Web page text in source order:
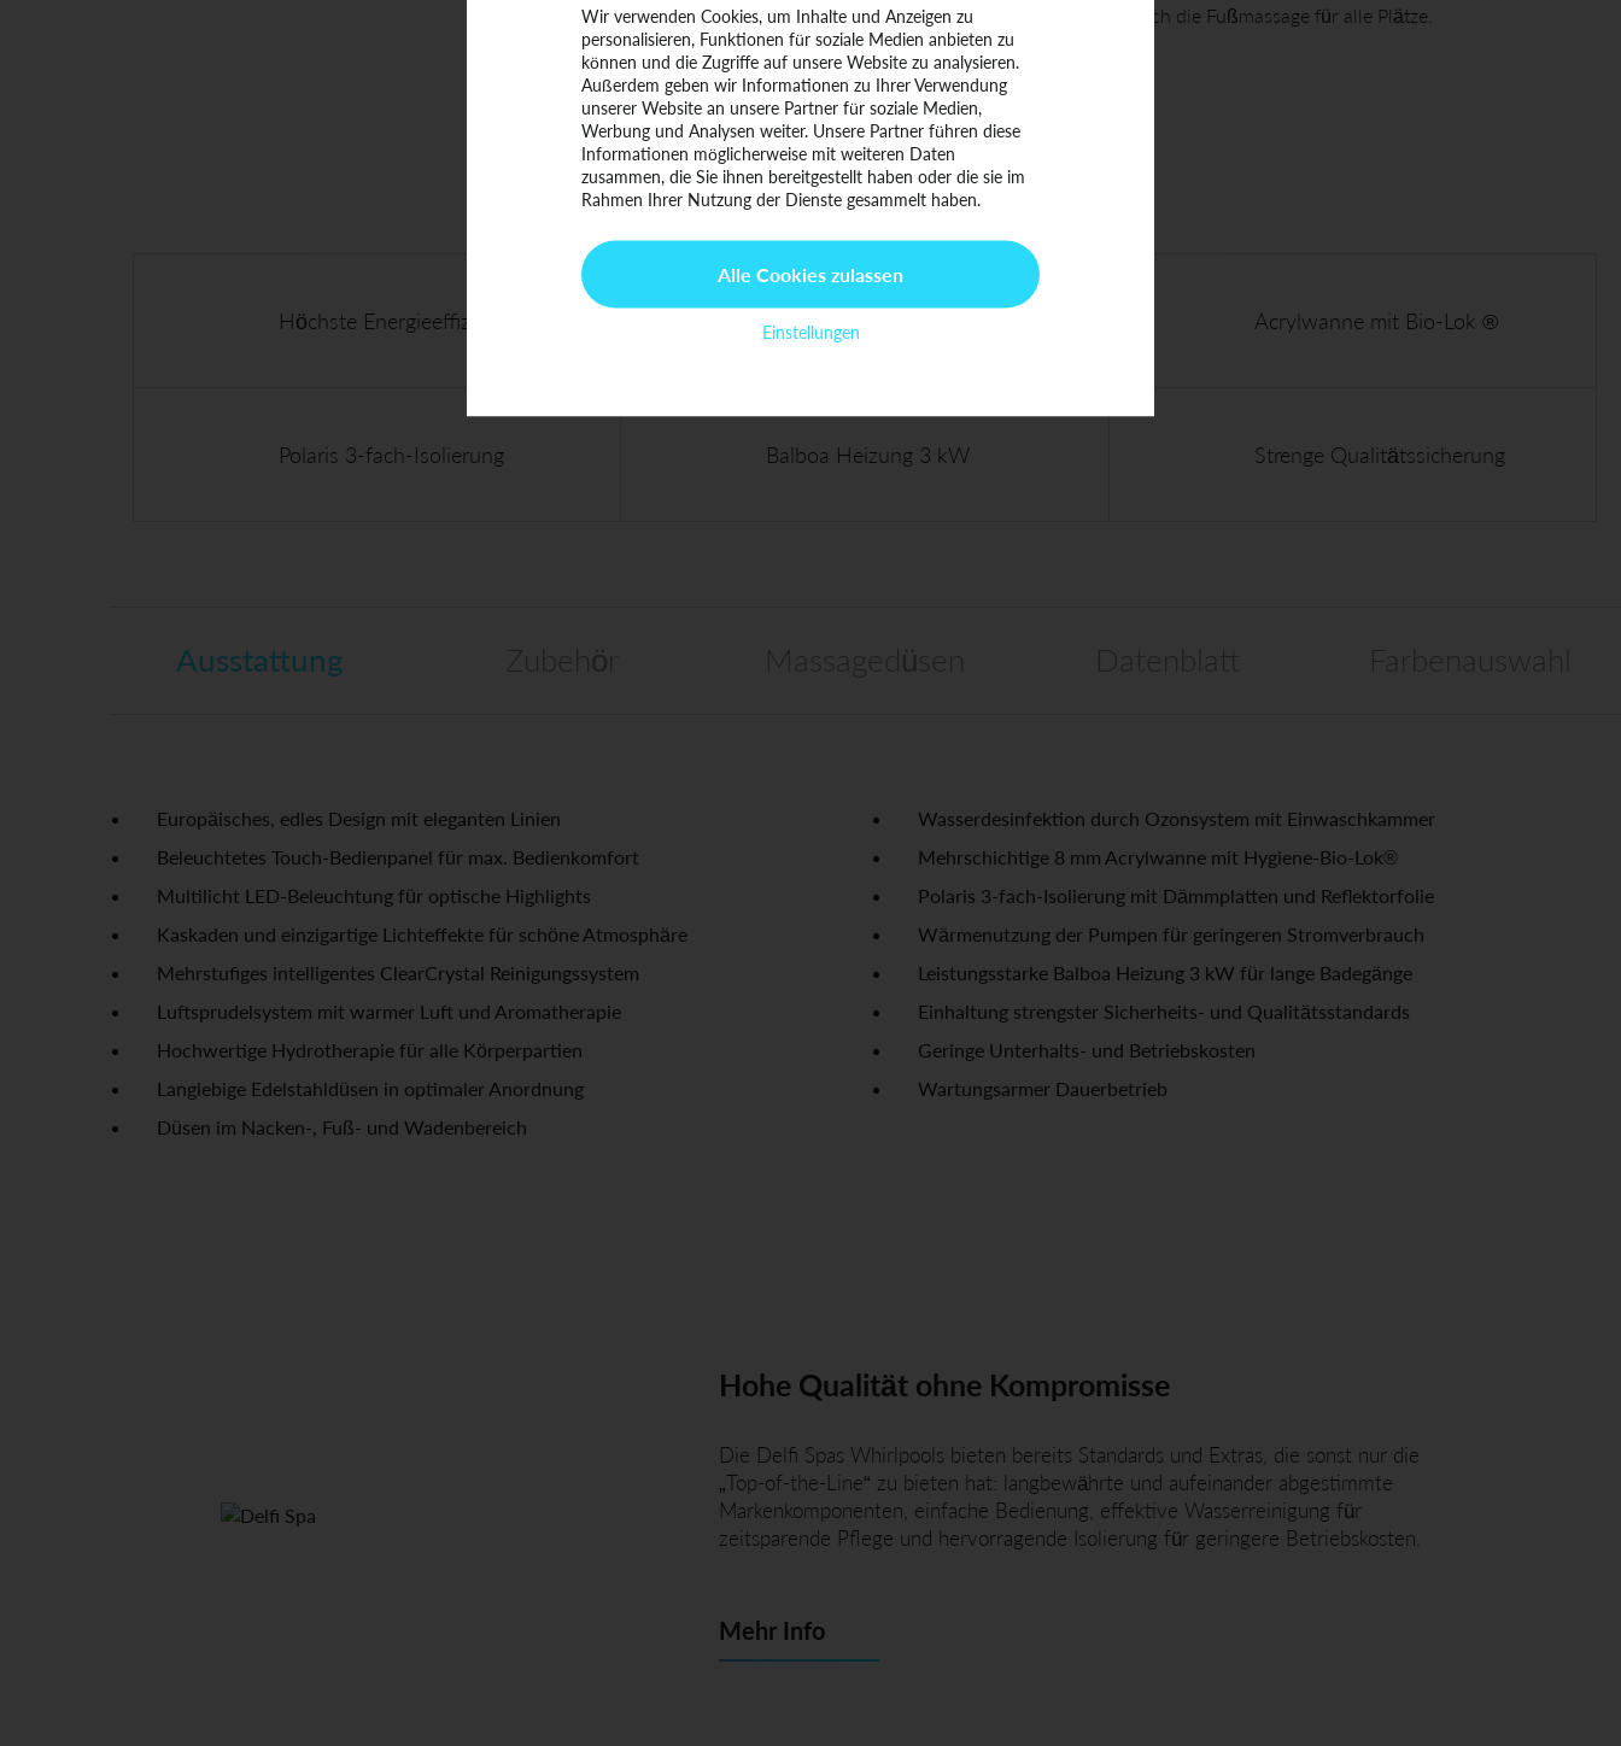
durch die Fußmassage für alle Plätze.
Höchste Energieeffizienz Wirksame Wasserdesinfektion Acrylwanne mit Bio-Lok ®
Polaris 3-fach-Isolierung Balboa Heizung 3 kW Strenge Qualitätssicherung
Ausstattung
Europäisches, edles Design mit eleganten Linien
Beleuchtetes Touch-Bedienpanel für max. Bedienkomfort
Multilicht LED-Beleuchtung für optische Highlights
Kaskaden und einzigartige Lichteffekte für schöne Atmosphäre
Mehrstufiges intelligentes ClearCrystal Reinigungssystem
Luftsprudelsystem mit warmer Luft und Aromatherapie
Hochwertige Hydrotherapie für alle Körperpartien
Langlebige Edelstahldüsen in optimaler Anordnung
Düsen im Nacken-, Fuß- und Wadenbereich
Wasserdesinfektion durch Ozonsystem mit Einwaschkammer
Mehrschichtige 8 mm Acrylwanne mit Hygiene-Bio-Lok®
Polaris 3-fach-Isolierung mit Dämmplatten und Reflektorfolie
Wärmenutzung der Pumpen für geringeren Stromverbrauch
Leistungsstarke Balboa Heizung 3 kW für lange Badegänge
Einhaltung strengster Sicherheits- und Qualitätsstandards
Geringe Unterhalts- und Betriebskosten
Wartungsarmer Dauerbetrieb
Hohe Qualität ohne Kompromisse
Die Delfi Spas Whirlpools bieten bereits Standards und Extras, die sonst nur die
„Top-of-the-Line“ zu bieten hat: langbewährte und aufeinander abgestimmte
Markenkomponenten, einfache Bedienung, effektive Wasserreinigung für
zeitsparende Pflege und hervorragende Isolierung für geringere Betriebskosten.
Mehr Info
Wir verwenden Cookies, um Inhalte und Anzeigen zu
personalisieren, Funktionen für soziale Medien anbieten zu
können und die Zugriffe auf unsere Website zu analysieren.
Außerdem geben wir Informationen zu Ihrer Verwendung
unserer Website an unsere Partner für soziale Medien,
Werbung und Analysen weiter. Unsere Partner führen diese
Informationen möglicherweise mit weiteren Daten
zusammen, die Sie ihnen bereitgestellt haben oder die sie im
Rahmen Ihrer Nutzung der Dienste gesammelt haben.
Alle Cookies zulassen
Einstellungen